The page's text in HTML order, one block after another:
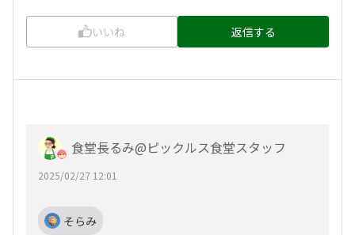
いいね 返信する
食堂長るみ@ピックルス食堂スタッフ
2025/02/27 12:01
そらみ